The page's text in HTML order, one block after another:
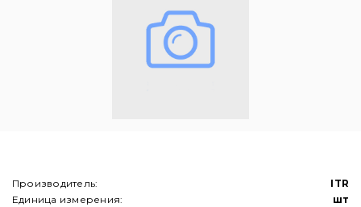
Производитель:
ITR
Единица измерения:
шт